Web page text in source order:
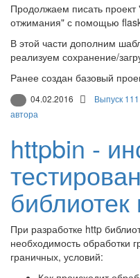
Продолжаем писать проект
отжимания" с помощью
В этой части дополним
реализуем сохранение/
Ранее создан базовый
04.02.2016 Выпуск 111
автора
httpbin -
библиотек
При разработке http
необходимость обработки
граничных, условий: